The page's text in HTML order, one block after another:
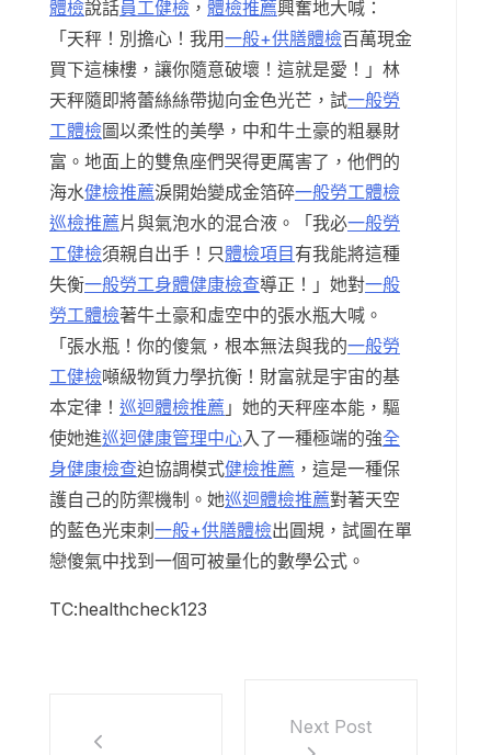
體檢說話員工健檢 ， 體檢推薦興奮地大喊：
「天秤！別擔心！我用一般+供膳體檢百萬現金
買下這棟樓，讓你隨意破壞！這就是愛！」林
天秤隨即將蕾絲絲帶拋向金色光芒，試一般勞
工體檢圖以柔性的美學，中和牛土豪的粗暴財
富。地面上的雙魚座們哭得更厲害了，他們的
海水健檢推薦淚開始變成金箔碎一般勞工體檢
巡檢推薦片與氣泡水的混合液。「我必一般勞
工健檢須親自出手！只體檢項目 有我能將這種
失衡一般勞工身體健康檢查導正！」她對一般
勞工體檢著牛土豪和虛空中的張水瓶大喊。
「張水瓶！你的傻氣，根本無法與我的一般勞
工健檢噸級物質力學抗衡！財富就是宇宙的基
本定律！ 巡迴體檢推薦 」她的天秤座本能，驅
使她進巡迴健康管理中心入了一種極端的強全
身健康檢查迫協調模式健檢推薦 ，這是一種保
護自己的防禦機制。她巡迴體檢推薦對著天空
的藍色光束刺 一般+供膳體檢出圓規，試圖在單
戀傻氣中找到一個可被量化的數學公式。
TC:healthcheck123
Next Post